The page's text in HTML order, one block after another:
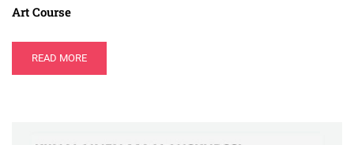
Art Course
READ MORE